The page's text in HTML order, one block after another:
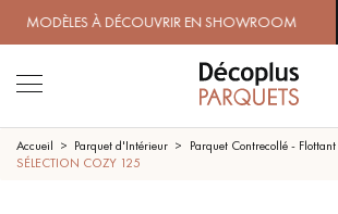
À DÉCOUVRIR EN SHOWROOM |
Accueil Parquet d'Intérieur Parquet Contrecollé - Flottant
SÉLECTION COZY 125